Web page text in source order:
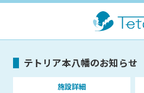
テトリア本八幡のお知らせ
施設詳細